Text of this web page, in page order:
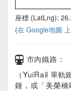
座標 (LatLng):
(在 Google地圖
市內鐵路：
（YuiRail 單軌
鐘，或「美榮